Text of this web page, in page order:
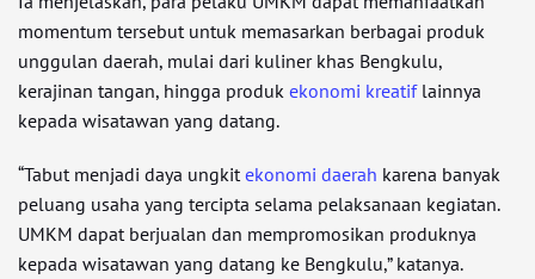
momentum tersebut untuk memasarkan berbagai produk
unggulan daerah, mulai dari kuliner khas Bengkulu,
kerajinan tangan, hingga produk ekonomi kreatiflainnya
kepada wisatawan yang datang.
“Tabut menjadi daya ungkitekonomi daerah karena banyak
peluang usaha yang tercipta selama pelaksanaan kegiatan.
UMKM dapat berjualan dan mempromosikan produknya
kepada wisatawan yang datang ke Bengkulu,” katanya.